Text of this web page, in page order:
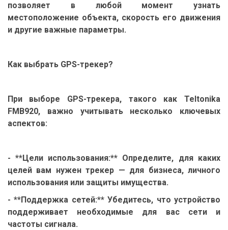
позволяет в любой момент узнать
местоположение объекта, скорость его движения
и другие важные параметры.
Как выбрать GPS-трекер?
При выборе GPS-трекера, такого как Teltonika
FMB920, важно учитывать несколько ключевых
аспектов:
- **Цели использования:** Определите, для каких
целей вам нужен трекер — для бизнеса, личного
использования или защиты имущества.
- **Поддержка сетей:** Убедитесь, что устройство
поддерживает необходимые для вас сети и
частоты сигнала.